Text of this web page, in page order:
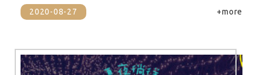
2020-08-27 +more